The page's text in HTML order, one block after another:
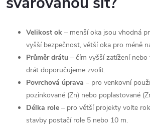
Velikost ok – menší oka jsou vhodná
vyšší bezpečnost, větší oka pro méně
Průměr drátu – čím vyšší zatížení
drát doporučujeme zvolit.
Povrchová úprava – pro venkovní
pozinkované (Zn) nebo poplastované
Délka role – pro větší projekty volte
stavby postačí role 5 nebo 10 m.